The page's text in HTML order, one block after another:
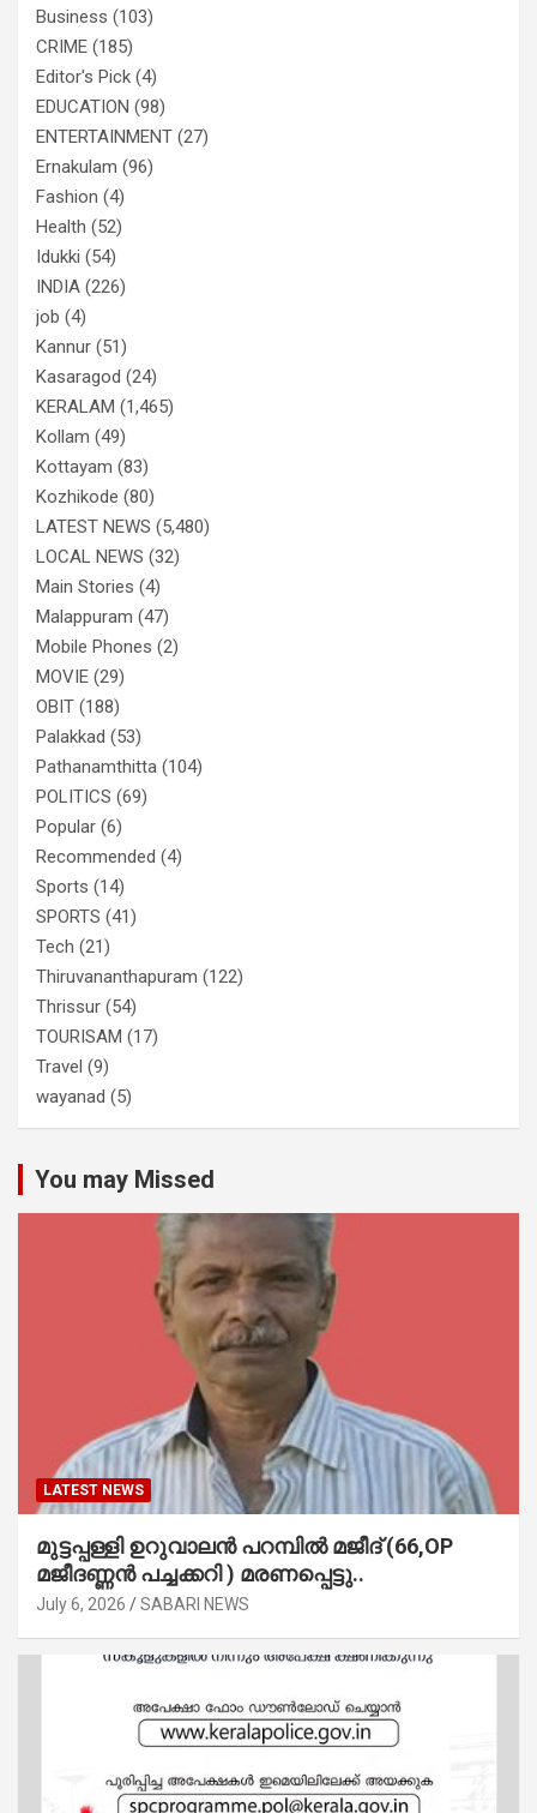
Business (103)
CRIME (185)
Editor's Pick (4)
EDUCATION (98)
ENTERTAINMENT (27)
Ernakulam (96)
Fashion (4)
Health (52)
Idukki (54)
INDIA (226)
job (4)
Kannur (51)
Kasaragod (24)
KERALAM (1,465)
Kollam (49)
Kottayam (83)
Kozhikode (80)
LATEST NEWS (5,480)
LOCAL NEWS (32)
Main Stories (4)
Malappuram (47)
Mobile Phones (2)
MOVIE (29)
OBIT (188)
Palakkad (53)
Pathanamthitta (104)
POLITICS (69)
Popular (6)
Recommended (4)
Sports (14)
SPORTS (41)
Tech (21)
Thiruvananthapuram (122)
Thrissur (54)
TOURISAM (17)
Travel (9)
wayanad (5)
You may Missed
LATEST NEWS
മുട്ടപ്പള്ളി ഉറുവാലൻ പറമ്പിൽ മജീദ് (66,OP
മജീദണ്ണൻ പച്ചക്കറി ) മരണപ്പെട്ടു..
July 6, 2026 SABARI NEWS